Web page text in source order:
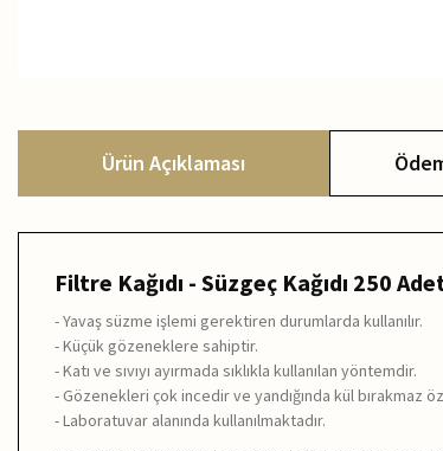
Ürün Açıklaması
Filtre Kağıdı - Süzgeç Kağıdı 250
- Yavaş süzme işlemi gerektiren durumlarda kullanılır.
- Küçük gözeneklere sahiptir.
- Katı ve sıvıyı ayırmada sıklıkla kullanılan yöntemdir.
- Gözenekleri çok incedir ve yandığında kül bırakmaz
- Laboratuvar alanında kullanılmaktadır.